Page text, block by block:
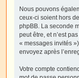
Nous pouvons
ceux-ci soient hors
phpBB. La seconde
peut être, et n’est
« messages invités
envoyez après
Votre compte